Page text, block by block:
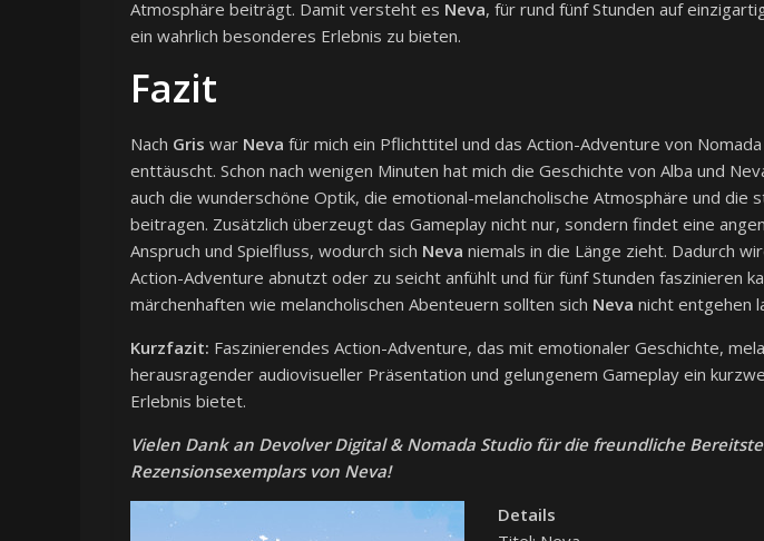
Atmosphäre beiträgt. Damit versteht es Neva, für rund fünf Stunden auf
ein wahrlich besonderes Erlebnis zu bieten.
Fazit
Nach Gris war Neva für mich ein Pflichttitel und das Action-Adventure von
enttäuscht. Schon nach wenigen Minuten hat mich die Geschichte von Alba und
auch die wunderschöne Optik, die emotional-melancholische Atmosphäre und die
beitragen. Zusätzlich überzeugt das Gameplay nicht nur, sondern findet eine
Anspruch und Spielfluss, wodurch sich Neva niemals in die Länge zieht. Dadurch
Action-Adventure abnutzt oder zu seicht anfühlt und für fünf Stunden faszinieren
märchenhaften wie melancholischen Abenteuern sollten sich Neva nicht entgehen
Kurzfazit: Faszinierendes Action-Adventure, das mit emotionaler Geschichte,
herausragender audiovisueller Präsentation und gelungenem Gameplay ein
Erlebnis bietet.
Vielen Dank an Devolver Digital & Nomada Studio für die freundliche
Rezensionsexemplars von Neva!
Details